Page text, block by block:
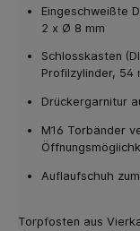
Eingeschweißte
2 x Ø 8 mm
Schlosskasten
Profilzylinder, 54
Drückergarnitur
M16 Torbänder
Auflaufschuh
Torpfosten aus